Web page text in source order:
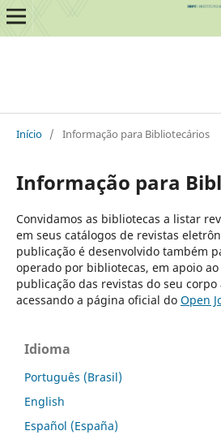
Início / Informação para Bibliotecários
Informação para
Convidamos as bibliotecas a listar
em seus catálogos de revistas
publicação é desenvolvido também
operado por bibliotecas, em apoio
publicação das revistas do seu
acessando a página oficial do Open
Idioma
Português (Brasil)
English
Español (España)